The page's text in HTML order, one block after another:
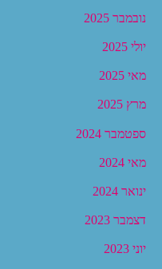
נובמבר 2025
יולי 2025
מאי 2025
מרץ 2025
ספטמבר 2024
מאי 2024
ינואר 2024
דצמבר 2023
יוני 2023